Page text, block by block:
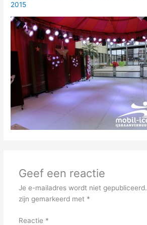
2015
Geef een reactie
Je e-mailadres wordt niet gepubliceerd.
zijn gemarkeerd met *
Reactie *